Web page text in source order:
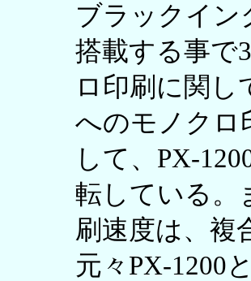
ブラックイン
搭載する事で
ロ印刷に関し
へのモノクロ
して、PX-
転している。
刷速度は、複
元々PX-1200